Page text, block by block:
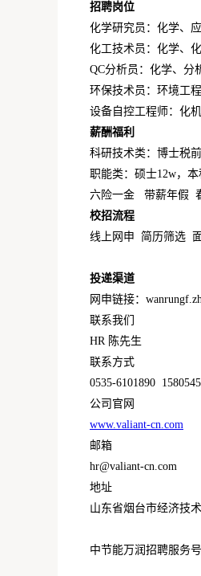
招聘岗位
化学研究员：化学、
化工技术员：化学、
QC分析员：化学、分
环保技术员：环境工
设备自控工程师：化
薪酬福利
科研技术类：博士税
职能类：硕士12w，本
六险一金 带薪年假
校招流程
线上网申 简历筛选
投递渠道
网申链接：
联系我们
HR 陈先生
联系方式
0535-6101890
公司官网
www.valiant-cn.com
邮箱
hr@valiant-cn.com
地址
山东省烟台市经济技
中节能万润招聘服务号